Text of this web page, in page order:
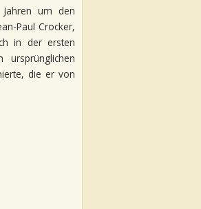
um den
Paul Crocker,
in der ersten
die er von